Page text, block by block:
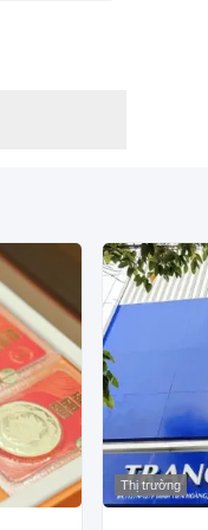
Thị trường